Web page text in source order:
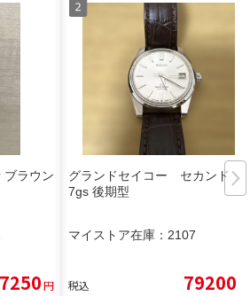
ブラウン
7250円
グランドセイコー セカンド 5
7gs 後期型
マイストア在庫： 2107
税込 79200